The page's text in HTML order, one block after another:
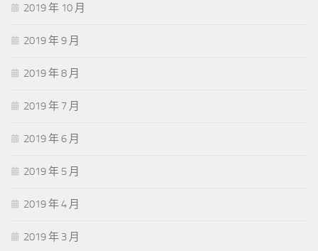
2019 年 10 月
2019 年 9 月
2019 年 8 月
2019 年 7 月
2019 年 6 月
2019 年 5 月
2019 年 4 月
2019 年 3 月